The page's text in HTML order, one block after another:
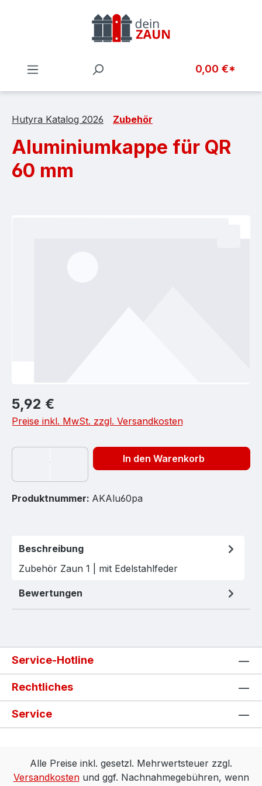
Zum Hauptinhalt springen
0,00 €*
Hutyra Katalog 2026 Zubehör
Aluminiumkappe für QR
60 mm
Regulärer Preis:
5,92 €
Preise inkl. MwSt. zzgl. Versandkosten
In den Warenkorb
Produktnummer: AKAlu60pa
Beschreibung
Zubehör Zaun 1 | mit Edelstahlfeder
Bewertungen
Service-Hotline
Rechtliches
Service
Alle Preise inkl. gesetzl. Mehrwertsteuer zzgl.
Versandkostenund ggf. Nachnahmegebühren, wenn